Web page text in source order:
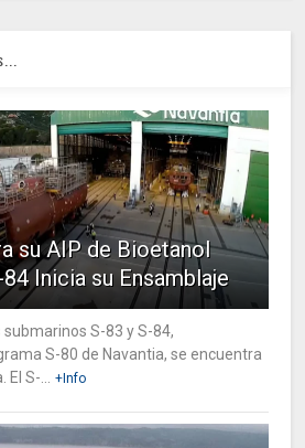
su AIP de Bioetanol
Inicia su Ensamblaje
submarinos S-83 y S-84,
S-80 de Navantia, se encuentra
S-...
+Info